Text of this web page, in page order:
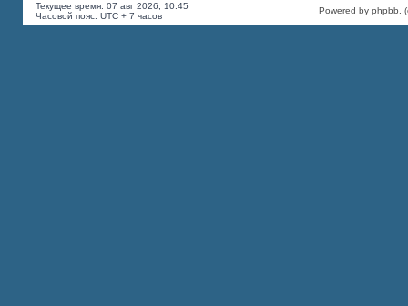
Текущее время: 07 авг 2026, 10:45
Часовой пояс: UTC + 7 часов
Powered by phpbb.